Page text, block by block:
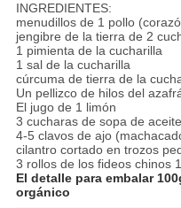
INGREDIENTES:
menudillos de 1 pollo
jengibre de la tierra de 2
1 pimienta de la cucharilla
1 sal de la cucharilla
cúrcuma de tierra de la
Un pellizco de hilos del
El jugo de 1 limón
3 cucharas de sopa de
4-5 clavos de ajo
cilantro cortado en trozos
3 rollos de los fideos chinos
El detalle para embalar
orgánico